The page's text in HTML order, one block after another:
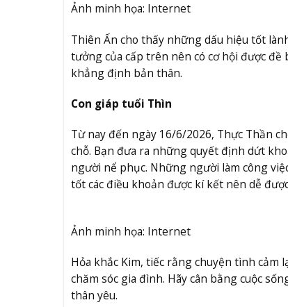
Ảnh minh họa: Internet
Thiên Ấn cho thấy những dấu hiệu tốt
tưởng của cấp trên nên có cơ hội được
khẳng định bản thân.
Con giáp tuổi Thìn
Từ nay đến ngày 16/6/2026, Thực Thần
chỗ. Bạn đưa ra những quyết định dứt
người nể phục. Những người làm công
tốt các điều khoản được kí kết nên dễ
Ảnh minh họa: Internet
Hỏa khắc Kim, tiếc rằng chuyện tình cảm
chăm sóc gia đình. Hãy cân bằng cuộc
thân yêu.